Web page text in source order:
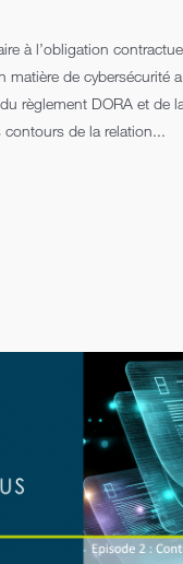
à l’obligation
matière de cybersécurité
règlement DORA et de
de la relation...